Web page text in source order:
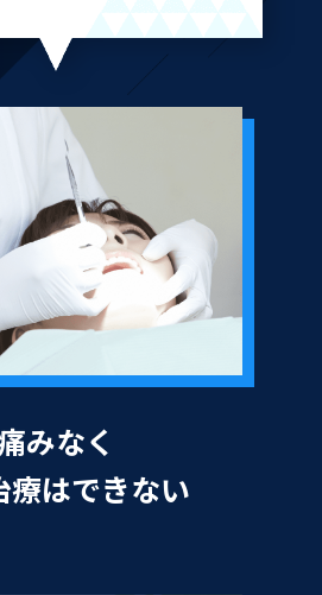
スク・副作用
治療が必要なので、仮歯を入
み合わせのリハビリが必要に
。
みなく
療はできない